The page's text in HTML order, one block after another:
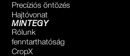
Precíziós öntözés
Hajtóvonat
MINTEGY
Rólunk
fenntarthatóság
CropX